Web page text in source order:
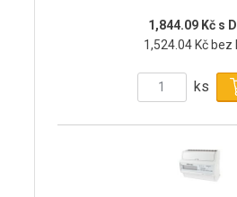
1,844.09 Kč s
1,524.04 Kč bez
ks